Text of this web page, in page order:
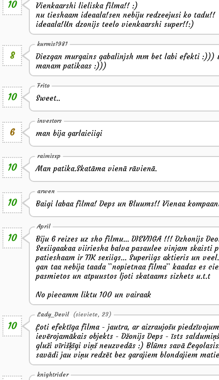
10
Vienkaarshi lieliska filma!! :)
nu tieshaam ideaala!sen nebiju redzeejusi ko tadu!!
ideaala!Un dzonijs teelo vienkaarshi super!!:)
8
kurmis1981
Diezgan murgains gabalinjsh mm bet labi efekti :)))
manam patikaas :)))
10
Frito
Sweet..
6
investors
man bija garlaiciigi
10
raimisxp
Man patika.Skatāma vienā rāvienā.
10
arwen
Baigi labaa filma! Deps un Bluums!! Vienaa
10
April
Biju 6 reizes uz sho filmu... DIEVIIGA !!! Dzhonijs
Sexiigaakaa viiriesha balva pasaulee vinjam skaisti
patieshaam ir TIK sexiigs... Superiigs aktieris un
gan taa nebija taada ``nopietnaa filma`` kaadas es
pasmietos un atpuustos ljoti skataams sizhets u.t.t
No piecamm liktu 100 un vairaak
10
Lady_Devil (sieviete, 23)
Ļoti efektīga filma - jautra, ar aizraujošu
ievērojamākais objekts - Džonijs Deps - īsts
gluži vīrišķīgi viņš neuzvedās :) Blūms savā
savādi jau viņu redzēt bez garajiem blondajiem
knightrider